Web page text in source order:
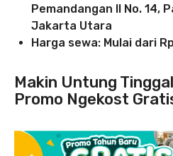
Pemandangan II No. 14,
Jakarta Utara
Harga sewa: Mulai dari
Makin Untung
Promo Ngekost